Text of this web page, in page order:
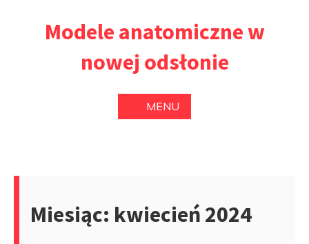
Modele anatomiczne w
nowej odsłonie
MENU
Miesiąc: kwiecień 2024